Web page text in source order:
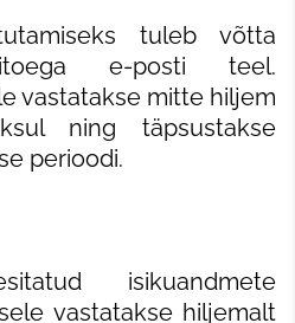
tuleb võtta
e-posti teel.
vastatakse mitte hiljem
ning täpsustakse
perioodi.
isikuandmete
vastatakse hiljemalt